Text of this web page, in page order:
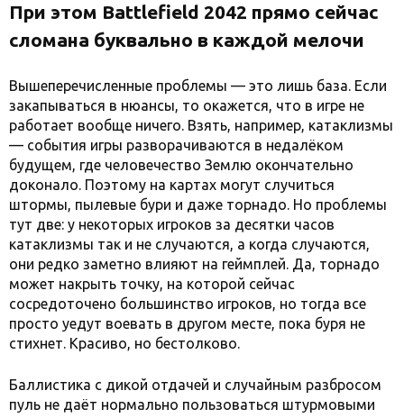
При этом Battlefield 2042 прямо сейчас
сломана буквально в каждой мелочи
Вышеперечисленные проблемы — это лишь база. Если
закапываться в нюансы, то окажется, что в игре не
работает вообще ничего. Взять, например, катаклизмы
— события игры разворачиваются в недалёком
будущем, где человечество Землю окончательно
доконало. Поэтому на картах могут случиться
штормы, пылевые бури и даже торнадо. Но проблемы
тут две: у некоторых игроков за десятки часов
катаклизмы так и не случаются, а когда случаются,
они редко заметно влияют на геймплей. Да, торнадо
может накрыть точку, на которой сейчас
сосредоточено большинство игроков, но тогда все
просто уедут воевать в другом месте, пока буря не
стихнет. Красиво, но бестолково.
Баллистика с дикой отдачей и случайным разбросом
пуль не даёт нормально пользоваться штурмовыми